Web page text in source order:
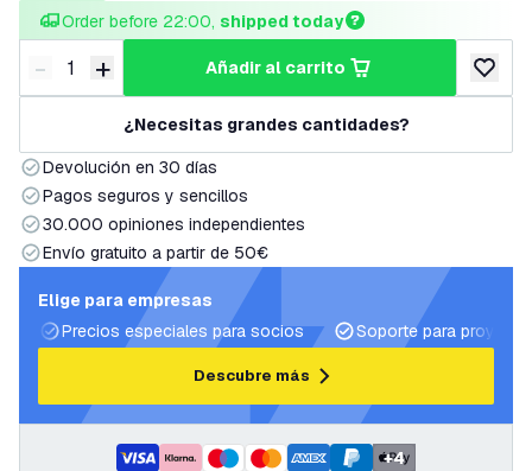
Order before 22:00, shipped today
Disminuir cantidad
- Aumentar cantidad
+ añadir al carrito
añadir
¿Necesitas grandes cantidades?
Devolución en 30 días
Pagos seguros y sencillos
30.000 opiniones independientes
Envío gratuito a partir de 50€
Elige para empresas
Precios especiales para socios
Soporte para
Descubre más
+4